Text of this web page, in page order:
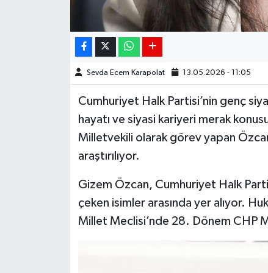
Sevda Ecem Karapolat 13.05.2026 - 11:05
Cumhuriyet Halk Partisi’nin genç
hayatı ve siyasi kariyeri merak
Milletvekili olarak görev yapan
araştırılıyor.
Gizem Özcan, Cumhuriyet Halk
çeken isimler arasında yer alıyor.
Millet Meclisi’nde 28. Dönem CHP